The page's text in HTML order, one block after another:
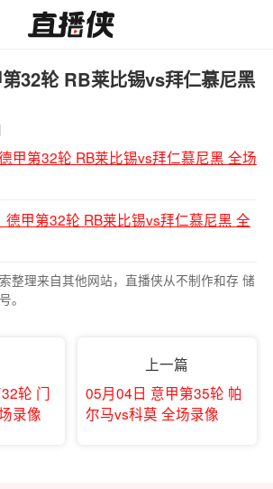
32轮 RB莱比锡vs拜仁慕尼黑
甲第32轮 RB莱比锡vs拜仁慕尼黑 全场
德甲第32轮 RB莱比锡vs拜仁慕尼黑 全
整理来自其他网站，直播侠从不制作和存 储
。
轮 门
录像
上一篇
05月04日 意甲第35轮 帕
尔马vs科莫 全场录像